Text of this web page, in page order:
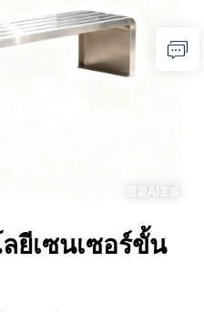
ยีเซนเซอร์ขั้น